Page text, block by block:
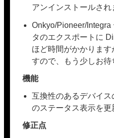
アンインストールされ
Onkyo/Pioneer/
タのエクスポートに
ほど時間がかかります
すので、もう少しお待
機能
互換性のあるデバイ
のステータス表示を更
修正点